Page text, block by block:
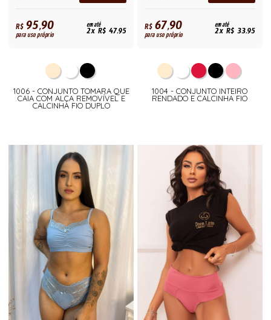
R$95,90
para uso próprio
em até
2x R$ 47,95
1006 - CONJUNTO TOMARA QUE
CAIA COM ALÇA REMOVÍVEL E
CALCINHA FIO DUPLO
R$67,90
para uso próprio
em até
2x R$ 33,95
1004 - CONJUNTO INTEIRO
RENDADO E CALCINHA FIO